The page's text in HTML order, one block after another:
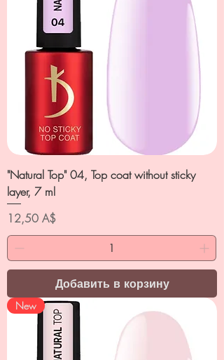
"Natural Top" 04, Top coat without sticky
layer, 7 ml
Цена
12,50 A$
Добавить в корзину
New